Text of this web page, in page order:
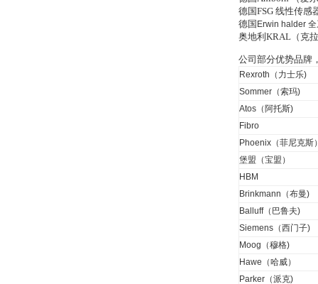
德国FSG 线性传感
德国 Erwin halder
奥地利KRAL（克
公司部分优势品牌
Rexroth（力士乐)
Sommer（索玛)
Atos（阿托斯)
Fibro
Phoenix（菲尼克斯
堡盟（宝盟）
HBM
Brinkmann（布曼)
Balluff（巴鲁夫)
Siemens（西门子)
Moog（穆格)
Hawe（哈威）
Parker（派克)